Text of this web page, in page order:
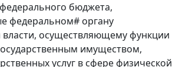
бюджета,
федеральном# органу
осуществляющему функции
имуществом,
услуг в сфере физической